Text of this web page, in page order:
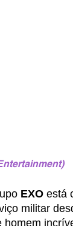
EXO está
militar
homem